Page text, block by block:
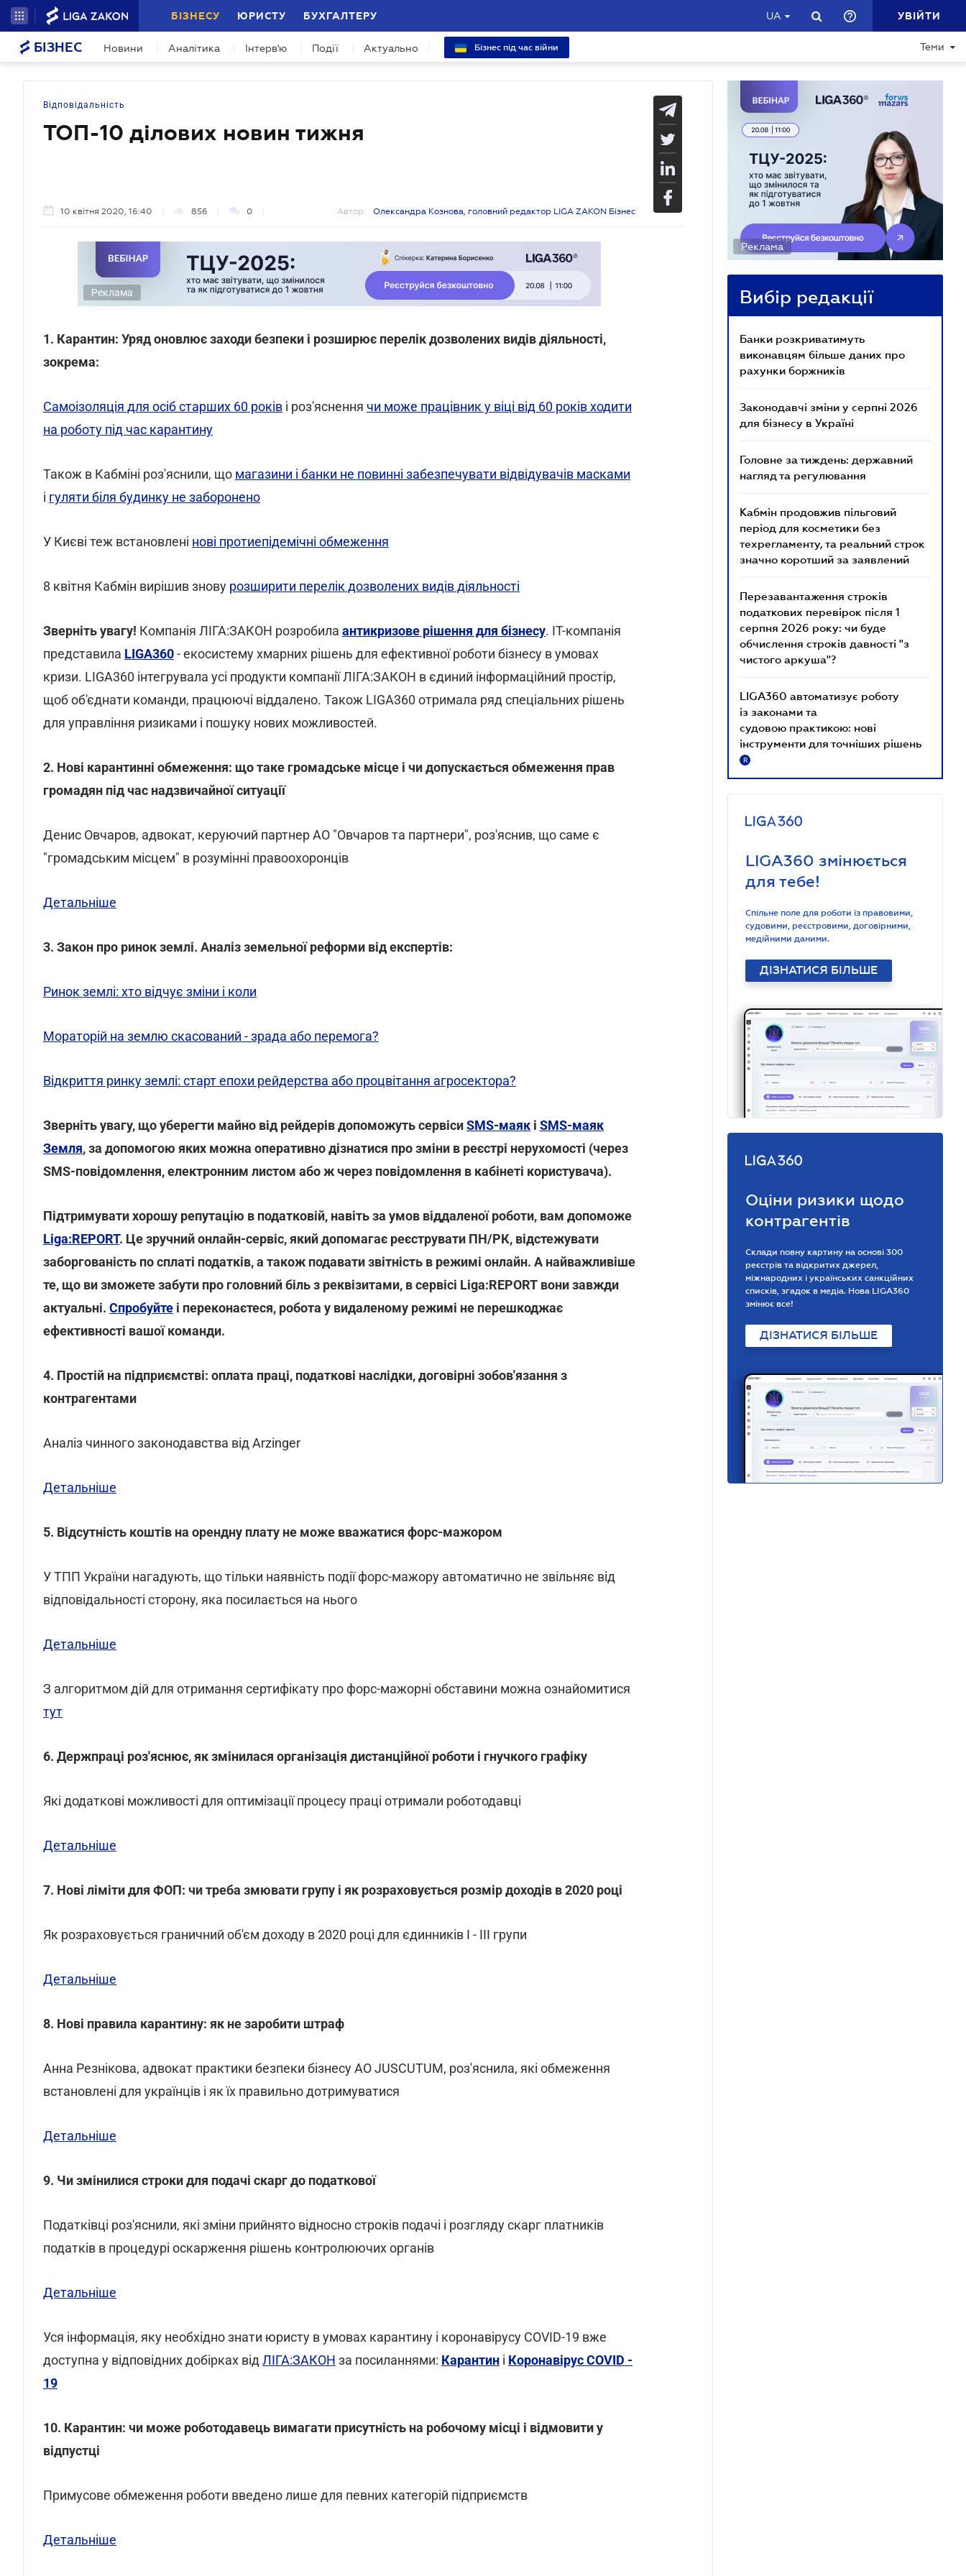
БІЗНЕСУ ЮРИСТУ БУХГАЛТЕРУ UA УВІЙТИ
БІЗНЕС Новини Аналітика Інтерв'ю Події Актуально Бізнес під час війни Теми
Відповідальність
ТОП-10 ділових новин тижня
10 квітня 2020, 16:40 856 0 Автор: Олександра Кознова, головний редактор LIGA ZAKON Бізнес
Реклама
1. Карантин: Уряд оновлює заходи безпеки і розширює перелік дозволених видів діяльності,
зокрема:
Самоізоляція для осіб старших 60 років і роз'яснення чи може працівник у віці від 60 років ходити
на роботу під час карантину
Також в Кабміні роз'яснили, що магазини і банки не повинні забезпечувати відвідувачів масками
і гуляти біля будинку не заборонено
У Києві теж встановлені нові протиепідемічні обмеження
8 квітня Кабмін вирішив знову розширити перелік дозволених видів діяльності
Зверніть увагу! Компанія ЛІГА:ЗАКОН розробила антикризове рішення для бізнесу. IT-компанія
представила LIGA360- екосистему хмарних рішень для ефективної роботи бізнесу в умовах
кризи. LIGA360 інтегрувала усі продукти компанії ЛІГА:ЗАКОН в єдиний інформаційний простір,
щоб об'єднати команди, працюючі віддалено. Також LIGA360 отримала ряд спеціальних рішень
для управління ризиками і пошуку нових можливостей.
2. Нові карантинні обмеження: що таке громадське місце і чи допускається обмеження прав
громадян під час надзвичайної ситуації
Денис Овчаров, адвокат, керуючий партнер АО "Овчаров та партнери", роз'яснив, що саме є
"громадським місцем" в розумінні правоохоронців
Детальніше
3. Закон про ринок землі. Аналіз земельної реформи від експертів:
Ринок землі: хто відчує зміни і коли
Мораторій на землю скасований - зрада або перемога?
Відкриття ринку землі: старт епохи рейдерства або процвітання агросектора?
Зверніть увагу, що уберегти майно від рейдерів допоможуть сервісиSMS-маяк і SMS-маяк
Земля, за допомогою яких можна оперативно дізнатися про зміни в реєстрі нерухомості (через
SMS-повідомлення, електронним листом або ж через повідомлення в кабінеті користувача).
Підтримувати хорошу репутацію в податковій, навіть за умов віддаленої роботи, вам допоможе
Liga:REPORT. Це зручний онлайн-сервіс, який допомагає реєструвати ПН/РК, відстежувати
заборгованість по сплаті податків, а також подавати звітність в режимі онлайн. А найважливіше
те, що ви зможете забути про головний біль з реквізитами, в сервісі Liga:REPORT вони завжди
актуальні. Спробуйте і переконаєтеся, робота у видаленому режимі не перешкоджає
ефективності вашої команди.
4. Простій на підприємстві: оплата праці, податкові наслідки, договірні зобов'язання з
контрагентами
Аналіз чинного законодавства від Arzinger
Детальніше
5. Відсутність коштів на орендну плату не може вважатися форс-мажором
У ТПП України нагадують, що тільки наявність події форс-мажору автоматично не звільняє від
відповідальності сторону, яка посилається на нього
Детальніше
З алгоритмом дій для отримання сертифікату про форс-мажорні обставини можна ознайомитися
тут
6. Держпраці роз'яснює, як змінилася організація дистанційної роботи і гнучкого графіку
Які додаткові можливості для оптимізації процесу праці отримали роботодавці
Детальніше
7. Нові ліміти для ФОП: чи треба змювати групу і як розраховується розмір доходів в 2020 році
Як розраховується граничний об'єм доходу в 2020 році для єдинників I - III групи
Детальніше
8. Нові правила карантину: як не заробити штраф
Анна Резнікова, адвокат практики безпеки бізнесу АО JUSCUTUM, роз'яснила, які обмеження
встановлені для українців і як їх правильно дотримуватися
Детальніше
9. Чи змінилися строки для подачі скарг до податкової
Податківці роз'яснили, які зміни прийнято відносно строків подачі і розгляду скарг платників
податків в процедурі оскарження рішень контролюючих органів
Детальніше
Уся інформація, яку необхідно знати юристу в умовах карантину і коронавірусу COVID-19 вже
доступна у відповідних добірках від ЛІГА:ЗАКОН за посиланнями: Карантин і Коронавірус COVID -
19
10. Карантин: чи може роботодавець вимагати присутність на робочому місці і відмовити у
відпустці
Примусове обмеження роботи введено лише для певних категорій підприємств
Детальніше
Реклама
Вибір редакції
Банки розкриватимуть
виконавцям більше даних про
рахунки боржників
Законодавчі зміни у серпні 2026
для бізнесу в Україні
Головне за тиждень: державний
нагляд та регулювання
Кабмін продовжив пільговий
період для косметики без
техрегламенту, та реальний строк
значно коротший за заявлений
Перезавантаження строків
податкових перевірок після 1
серпня 2026 року: чи буде
обчислення строків давності "з
чистого аркуша"?
LIGA360 автоматизує роботу
із законами та
судовою практикою: нові
інструменти для точніших рішень
R
LIGA360 змінюється
для тебе!
Спільне поле для роботи із правовими,
судовими, реєстровими, договірними,
медійними даними.
ДІЗНАТИСЯ БІЛЬШЕ
Оціни ризики щодо
контрагентів
Склади повну картину на основі 300
реєстрів та відкритих джерел,
міжнародних і українських санкційних
списків, згадок в медіа. Нова LIGA360
змінює все!
ДІЗНАТИСЯ БІЛЬШЕ